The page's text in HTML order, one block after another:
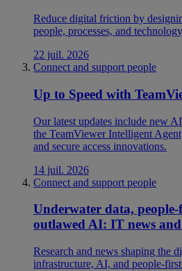
Reduce digital friction by
people, processes, and
22 juil. 2026
Connect and support people
Up to Speed with
Our latest updates include new
the TeamViewer Intelligent
and secure access innovations.
14 juil. 2026
Connect and support people
Underwater data,
outlawed AI: IT news
Research and news shaping the
infrastructure, AI, and people-first